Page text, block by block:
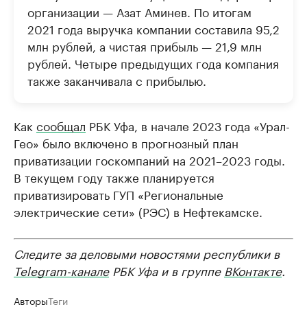
организации — Азат Аминев. По итогам
2021 года выручка компании составила 95,2
млн рублей, а чистая прибыль — 21,9 млн
рублей. Четыре предыдущих года компания
также заканчивала с прибылью.
Как сообщал РБК Уфа, в начале 2023 года «Урал-
Гео» было включено в прогнозный план
приватизации госкомпаний на 2021–2023 годы.
В текущем году также планируется
приватизировать ГУП «Региональные
электрические сети» (РЭС) в Нефтекамске.
Следите за деловыми новостями республики в
Telegram-каналеРБК Уфа и в группе ВКонтакте.
АвторыТеги